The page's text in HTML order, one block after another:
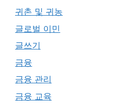
귀촌 및 귀농
글로벌 이민
글쓰기
금융
금융 관리
금융 교육